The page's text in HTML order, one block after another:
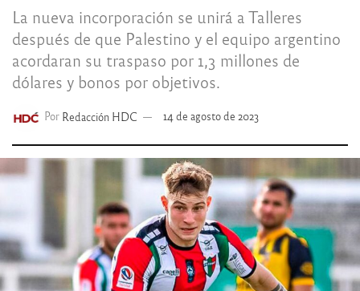
La nueva incorporación se unirá a Talleres
después de que Palestino y el equipo argentino
acordaran su traspaso por 1,3 millones de
dólares y bonos por objetivos.
Por Redacción HDC 14 de agosto de 2023